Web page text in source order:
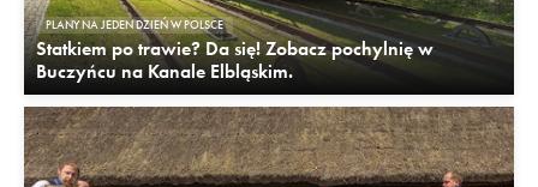
PLANY NA JEDEN DZIEŃ W POLSCE
Statkiem po trawie? Da się! Zobacz pochylnię w
Buczyńcu na Kanale Elbląskim.